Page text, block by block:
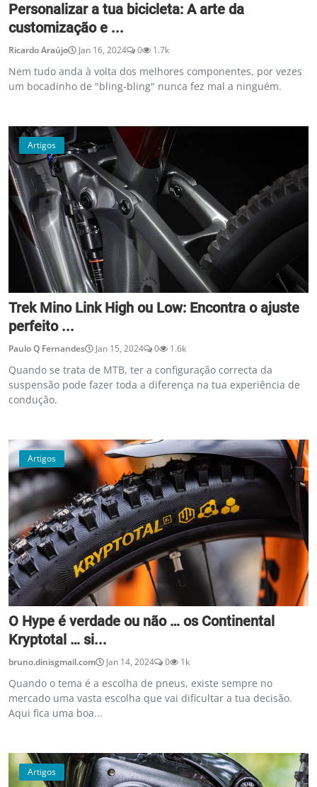
Personalizar a tua bicicleta: A arte da
customização e ...
Ricardo Araújo Jan 16, 2024 0 1.7k
Nem tudo anda à volta dos melhores componentes, por vezes
um bocadinho de "bling-bling" nunca fez mal a ninguém.
Artigos
Trek Mino Link High ou Low: Encontra o ajuste
perfeito ...
Paulo Q Fernandes Jan 15, 2024 0 1.6k
Quando se trata de MTB, ter a configuração correcta da
suspensão pode fazer toda a diferença na tua experiência de
condução.
Artigos
O Hype é verdade ou não … os Continental
Kryptotal … si...
bruno.dinisgmail.com Jan 14, 2024 0 1k
Quando o tema é a escolha de pneus, existe sempre no
mercado uma vasta escolha que vai dificultar a tua decisão.
Aqui fica uma boa...
Artigos